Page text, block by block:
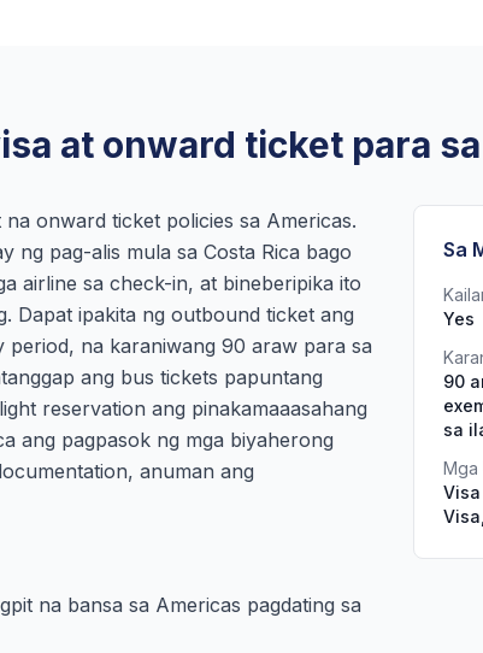
at onward ticket para
onward ticket policies sa Americas.
ng pag-alis mula sa Costa Rica bago
airline sa check-in, at bineberipika ito
Dapat ipakita ng outbound ticket ang
na karaniwang 90 araw para sa
ang bus tickets papuntang
reservation ang pinakamaaasahang
ang pagpasok ng mga biyaherong
anuman ang
na bansa sa Americas pagdating sa
Sa
Yes
90
sa
Mga